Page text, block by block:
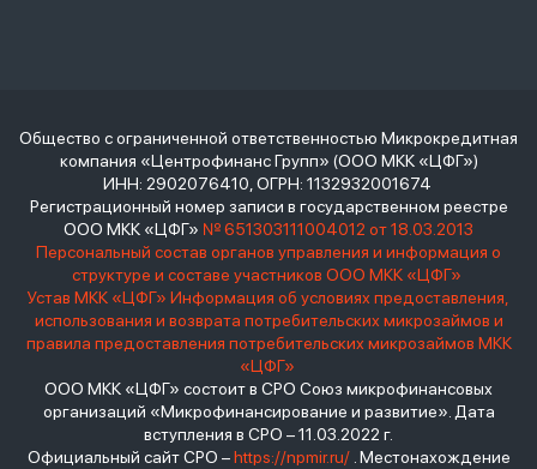
Общество с ограниченной ответственностью Микрокредитная
компания «Центрофинанс Групп» (ООО МКК «ЦФГ»)
ИНН: 2902076410, ОГРН: 1132932001674
Регистрационный номер записи в государственном реестре
ООО МКК «ЦФГ» № 651303111004012 от 18.03.2013
Персональный состав органов управления и информация о
структуре и составе участников ООО МКК «ЦФГ»
Устав МКК «ЦФГ» Информация об условиях предоставления,
использования и возврата потребительских микрозаймов и
правила предоставления потребительских микрозаймов МКК
«ЦФГ»
ООО МКК «ЦФГ» состоит в СРО Союз микрофинансовых
организаций «Микрофинансирование и развитие». Дата
вступления в СРО – 11.03.2022 г.
Официальный сайт СРО –https://npmir.ru/. Местонахождение